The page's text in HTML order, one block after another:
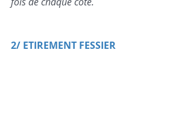
2/ ETIREMENT FESSIER